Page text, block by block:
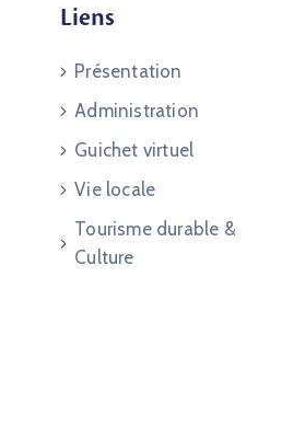
Liens
Présentation
Administration
Guichet virtuel
Vie locale
Tourisme durable &
Culture